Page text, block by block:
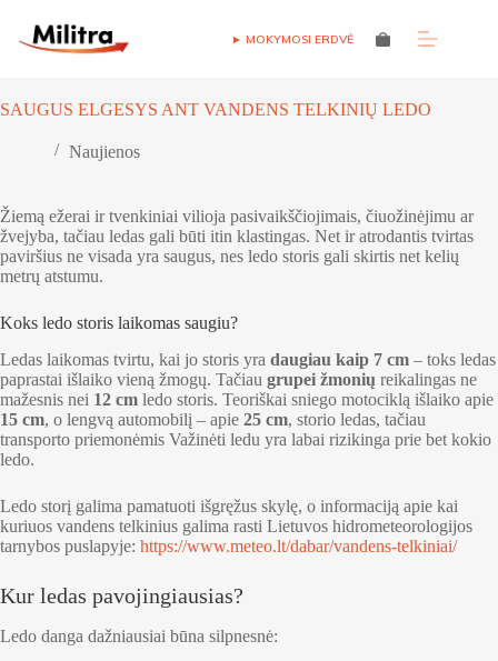
content
► MOKYMOSI ERDVĖ
Shopping
SAUGUS ELGESYS ANT VANDENS TELKINIŲ LEDO
Naujienos
Žiemą ežerai ir tvenkiniai vilioja pasivaikščiojimais, čiuožinėjimu ar
žvejyba, tačiau ledas gali būti itin klastingas. Net ir atrodantis tvirtas
paviršius ne visada yra saugus, nes ledo storis gali skirtis net kelių
metrų atstumu.
Koks ledo storis laikomas saugiu?
Ledas laikomas tvirtu, kai jo storis yra daugiau kaip 7 cm – toks ledas
paprastai išlaiko vieną žmogų. Tačiau grupei žmonių reikalingas ne
mažesnis nei 12 cm ledo storis. Teoriškai sniego motociklą išlaiko apie
15 cm, o lengvą automobilį – apie 25 cm, storio ledas, tačiau
transporto priemonėmis Važinėti ledu yra labai rizikinga prie bet kokio
ledo.
Ledo storį galima pamatuoti išgręžus skylę, o informaciją apie kai
kuriuos vandens telkinius galima rasti Lietuvos hidrometeorologijos
tarnybos puslapyje: https://www.meteo.lt/dabar/vandens-telkiniai/
Kur ledas pavojingiausias?
Ledo danga dažniausiai būna silpnesnė: